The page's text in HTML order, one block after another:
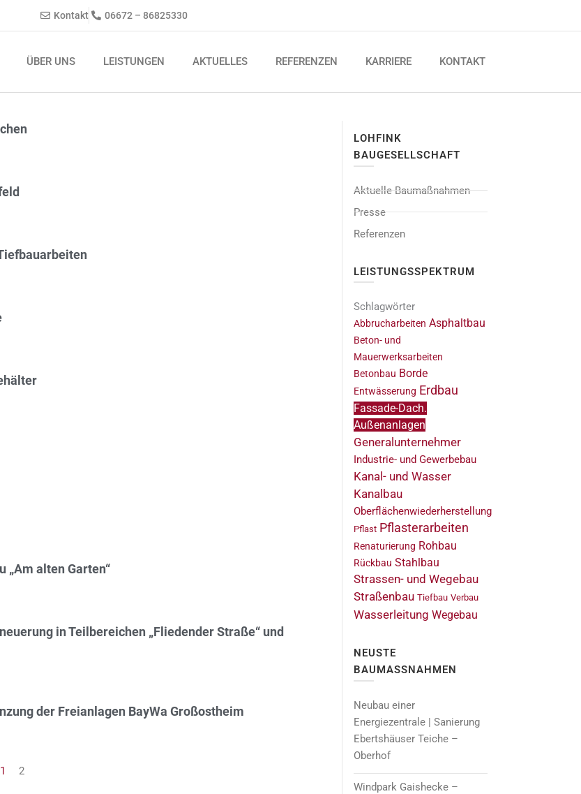
Kontakt 06672 – 86825330
ÜBER UNS LEISTUNGEN AKTUELLES REFERENZEN KARRIERE KONTAKT
„Am alten Garten“
in Teilbereichen „Fliedender Straße“ und
der Freianlagen BayWa Großostheim
1
Seite
2
LOHFINK
BAUGESELLSCHAFT
Aktuelle Baumaßnahmen
Presse
Referenzen
LEISTUNGSSPEKTRUM
Schlagwörter
Abbrucharbeiten Asphaltbau
Beton- und
Mauerwerksarbeiten
Betonbau Borde
Entwässerung Erdbau
Fassade-Dach.
Außenanlagen
Generalunternehmer
Industrie- und Gewerbebau
Kanal- und Wasser
Kanalbau
Oberflächenwiederherstellung
Pflast Pflasterarbeiten
Renaturierung Rohbau
Rückbau Stahlbau
Strassen- und Wegebau
Straßenbau Tiefbau Verbau
Wasserleitung Wegebau
NEUSTE
BAUMASSNAHMEN
Neubau einer
Energiezentrale | Sanierung
Ebertshäuser Teiche –
Oberhof
Windpark Gaishecke –